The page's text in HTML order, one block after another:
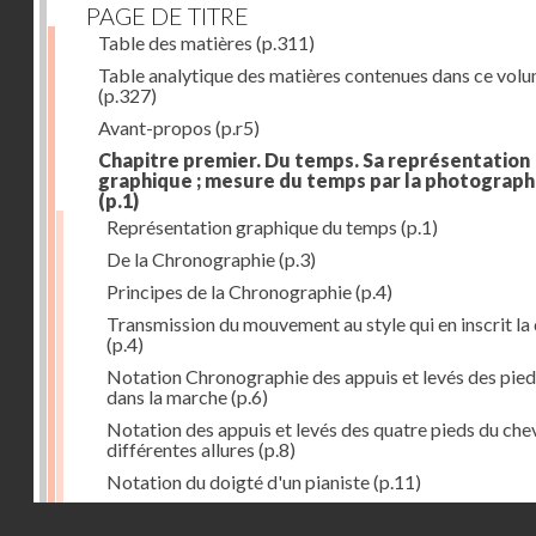
PAGE DE TITRE
Table des matières (p.311)
Table analytique des matières contenues dans ce
(p.327)
Avant-propos (p.r5)
Chapitre premier. Du temps. Sa représentation
graphique ; mesure du temps par la
(p.1)
Représentation graphique du temps (p.1)
De la Chronographie(p.3)
Principes de la Chronographie(p.4)
Transmission du mouvement au style qui en inscrit la
(p.4)
Notation Chronographie des appuis et levés des
dans la marche(p.6)
Notation des appuis et levés des quatre pieds du
différentes allures (p.8)
Notation du doigté d'un pianiste(p.11)